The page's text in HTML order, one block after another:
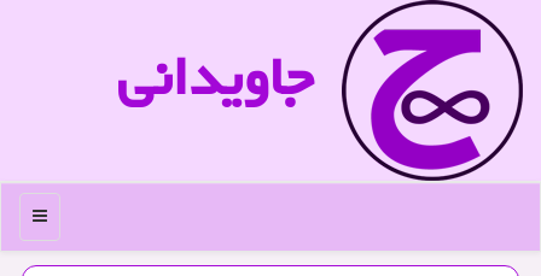
جاویدانی
منو